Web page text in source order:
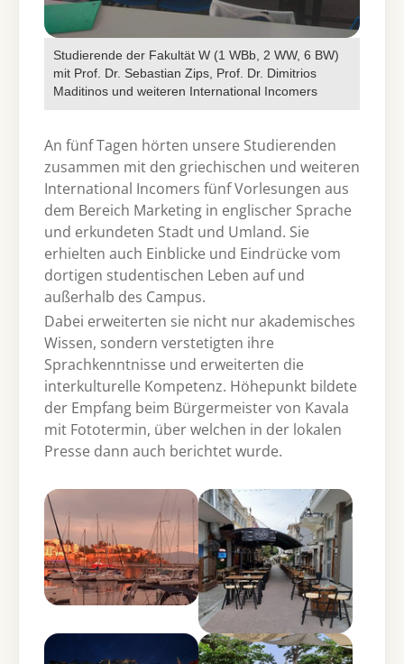
Studierende der Fakultät W (1 WBb, 2 WW, 6 BW)
mit Prof. Dr. Sebastian Zips, Prof. Dr. Dimitrios
Maditinos und weiteren International Incomers
An fünf Tagen hörten unsere Studierenden
zusammen mit den griechischen und weiteren
International Incomers fünf Vorlesungen aus
dem Bereich Marketing in englischer Sprache
und erkundeten Stadt und Umland. Sie
erhielten auch Einblicke und Eindrücke vom
dortigen studentischen Leben auf und
außerhalb des Campus.
Dabei erweiterten sie nicht nur akademisches
Wissen, sondern verstetigten ihre
Sprachkenntnisse und erweiterten die
interkulturelle Kompetenz. Höhepunkt bildete
der Empfang beim Bürgermeister von Kavala
mit Fototermin, über welchen in der lokalen
Presse dann auch berichtet wurde.